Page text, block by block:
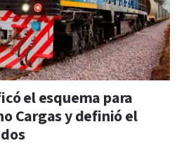
el esquema para
Cargas y definió el